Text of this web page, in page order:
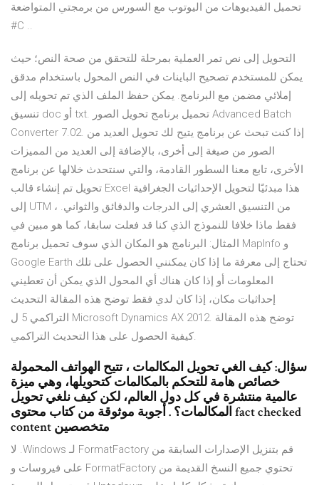
تحميل الفيديوهات من اليوتوب مع السورس من برمجتي المتواضعة
#C ..
التحويل إلى نص تمر العملية بمرحلة للتحقق من صحة النص؛ حيث
يمكن للمستخدم تصحيح الباينات في النص المحول باستخدام مدقق
إملائي مضمن مع البرنامج. يمكن حفظ الملف الذي تم تحويله إلى
تنسيق doc أو txt. تحميل برنامج تحويل الصور Advanced Batch
Converter 7.02. إذا كنت تبحث عن برنامج يتيح لك تحويل العديد من
الصور من صيغة إلى أخرى، بالإضافة إلى العديد من المميزات
الأخرى، تابع معنا السطور القادمة، والتي سنتحدث خلالها عن برنامج
تحويل تم إنشاء قالب Excel هذا مبدئيًا لتحويل الإحداثيات الجغرافية
إلى UTM ، من التنسيق العشري إلى الدرجات والدقائق والثواني.
فقط ماذا خلافا للنموذج الذي كنا قد فعلت سابقا، كما هو مبين في
المثال: البرنامج هو المكان الذي سوف تحميل برنامج MapInfo و
Google Earth تحتاج إلى معرفة ما إذا كان يمكنني الحصول على تلك
المعلومات أو إذا كان هناك أي المحول الذي يمكن أن تعطيني
إحداثيات مكان، إذا كان لدي فقط توضح هذه المقالة التحديث
التراكمي 5 ل Microsoft Dynamics AX 2012. توضح هذه المقالة
كيفية الحصول على هذا التحديث التراكمي.
سؤال: كيف الغي تحويل المكالمات ، تتيح الهواتف المحمولة
خصائص هامة للتحكم بالمكالمات كتحويلها، وهي ميزة
عالمية منتشرة في كل دول العالم، لكن كيف نلغي تحويل
المكالمات؟ . أجوبة موثوقة من كتاب محتوى fact checked
content متخصصين
‫قم بتنزيل الإصدارات السابقة من FormatFactory لـ Windows. لا
تحتوي جميع النسخ القديمة من FormatFactory على فيروسات و